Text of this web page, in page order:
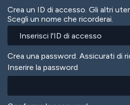
Crea un ID di accesso. Gli altri
Scegli un nome che ricorderai.
Crea una password. Assicurati di
Inserire la password